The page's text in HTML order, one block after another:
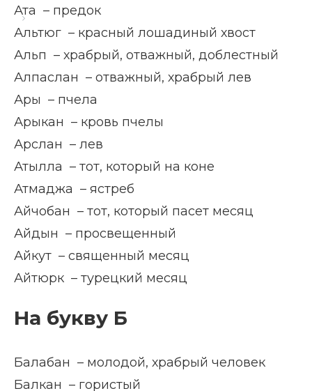
Мужские тюркские имена
Ата – предок
Альтюг – красный лошадиный хвост
Альп – храбрый, отважный, доблестный
Алпаслан – отважный, храбрый лев
Ары – пчела
Арыкан – кровь пчелы
Арслан – лев
Атылла – тот, который на коне
Атмаджа – ястреб
Айчобан – тот, который пасет месяц
Айдын – просвещенный
Айкут – священный месяц
Айтюрк – турецкий месяц
На букву Б
Балабан – молодой, храбрый человек
Балкан – гористый